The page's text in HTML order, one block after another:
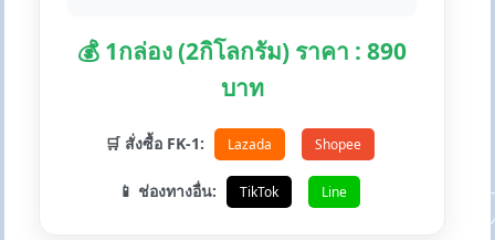
💰 1กล่อง (2กิโลกรัม) ราคา : 890
บาท
🛒 สั่งซื้อ FK-1: Lazada Shopee
📱 ช่องทางอื่น: TikTok Line